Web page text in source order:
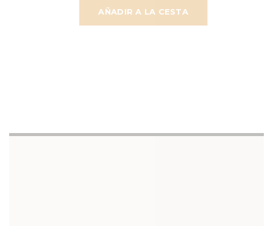
AÑADIR A LA CESTA